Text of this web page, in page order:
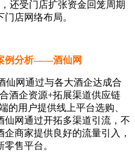
还受门店扩张资金回笼周期
店网络布局。
例分析——酒仙网
网通过与各大酒企达成合
酒企资源+拓展渠道供应链
的用户提供线上平台选购、
网通过开拓多渠道引流，不
商家提供良好的流量引入，
售平台。